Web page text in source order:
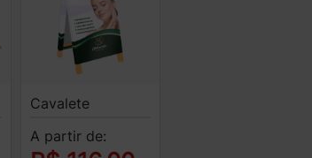
Cavalete
A partir de: